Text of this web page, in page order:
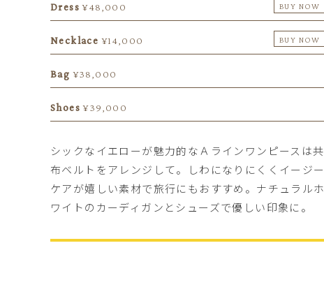
Dress ¥48,000 BUY NOW
Necklace ¥14,000 BUY NOW
Bag ¥38,000
Shoes ¥39,000
シックなイエローが魅力的なＡラインワンピースは共
布ベルトをアレンジして。しわになりにくくイージー
ケアが嬉しい素材で旅行にもおすすめ。ナチュラルホ
ワイトのカーディガンとシューズで優しい印象に。